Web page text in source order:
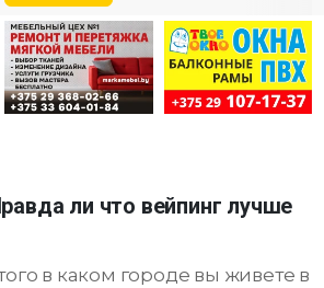
ли что вейпинг лучше
в каком городе вы живете в